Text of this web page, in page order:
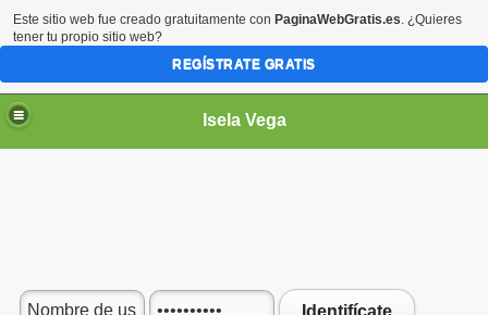
Isela Vega
Identifícate
Este sitio web fue creado gratuitamente con PaginaWebGratis.es. ¿Quieres
tener tu propio sitio web?
REGÍSTRATE GRATIS